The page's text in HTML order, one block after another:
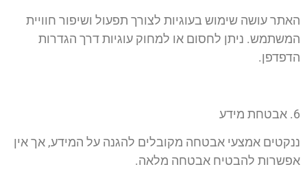
האתר עושה שימוש בעוגיות לצורך תפעול ושיפור חוויית
המשתמש. ניתן לחסום או למחוק עוגיות דרך הגדרות
הדפדפן.
6.⁠ ⁠אבטחת מידע
ננקטים אמצעי אבטחה מקובלים להגנה על המידע, אך אין
אפשרות להבטיח אבטחה מלאה.